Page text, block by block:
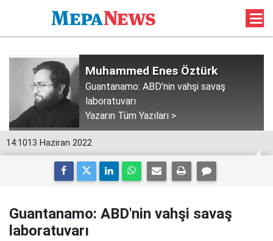
Muhammed Enes Öztürk
Guantanamo: ABD'nin vahşi savaş
laboratuvarı
Yazarın Tüm Yazıları >
14:1013 Haziran 2022
Guantanamo: ABD'nin vahşi savaş
laboratuvarı